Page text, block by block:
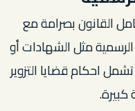
القانون بصرامة مع
الرسمية مثل الشهادات أو
احكام قضايا التزوير